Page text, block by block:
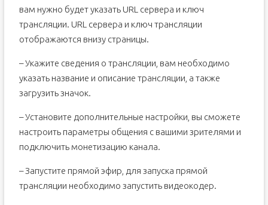
вам нужно будет указать URL сервера и ключ
трансляции. URL сервера и ключ трансляции
отображаются внизу страницы.
– Укажите сведения о трансляции, вам необходимо
указать название и описание трансляции, а также
загрузить значок.
– Установите дополнительные настройки, вы сможете
настроить параметры общения с вашими зрителями и
подключить монетизацию канала.
– Запустите прямой эфир, для запуска прямой
трансляции необходимо запустить видеокодер.